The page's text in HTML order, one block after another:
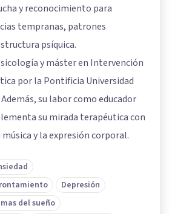
y reconocimiento para
tempranas, patrones
psíquica.
y máster en Intervención
por la Pontificia Universidad
su labor como educador
su mirada terapéutica con
y la expresión corporal.
Depresión
del sueño